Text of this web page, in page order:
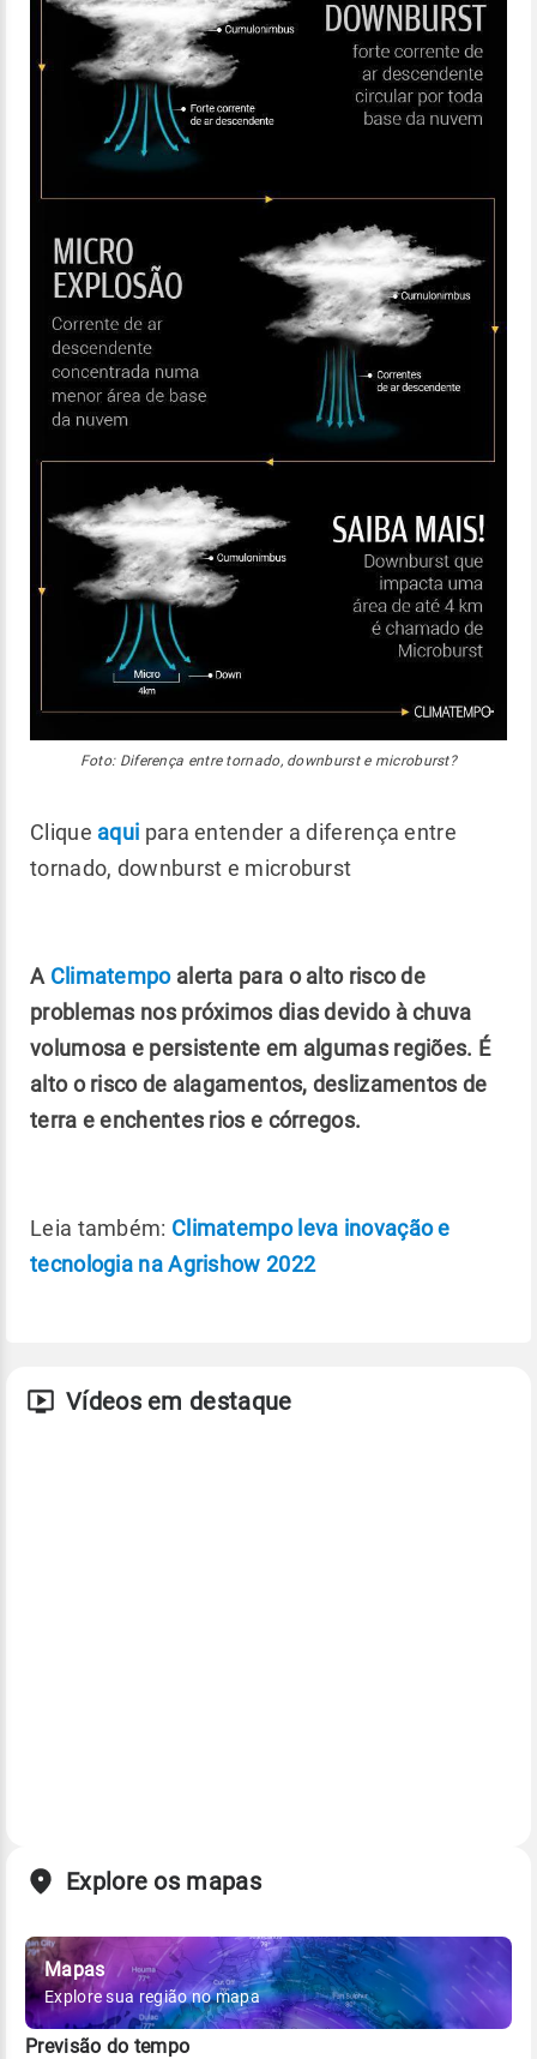
Foto: Diferença entre tornado, downburst e microburst?
Clique aqui para entender a diferença entre
tornado, downburst e microburst
A Climatempoalerta para o alto risco de
problemas nos próximos dias devido à chuva
volumosa e persistente em algumas regiões. É
alto o risco de alagamentos, deslizamentos de
terra e enchentes rios e córregos.
Leia também: Climatempo leva inovação e
tecnologia na Agrishow 2022
Vídeos em destaque
Explore os mapas
Mapas
Explore sua região no mapa
Previsão do tempo